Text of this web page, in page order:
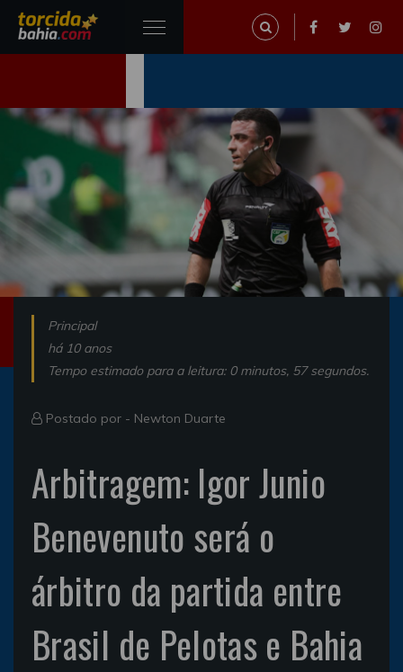
Principal
há 10 anos
Tempo estimado para a leitura: 0 minutos, 57 segundos.
Postado por - Newton Duarte
Arbitragem: Igor Junio
Benevenuto será o
árbitro da partida entre
Brasil de Pelotas e Bahia